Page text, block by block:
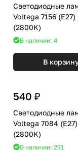
Светодиодные
Voltega 7156 (E27) (15Вт)
(2800K)
В наличии: 4
В
540 ₽
Светодиодные
Voltega 7084 (E27) (6Вт)
(2800K)
В наличии: 231